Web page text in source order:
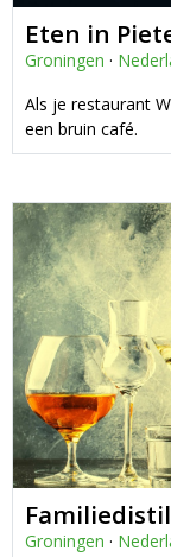
Eten in
Groningen ·
Als je restaurant
een bruin café.
Groningen ·